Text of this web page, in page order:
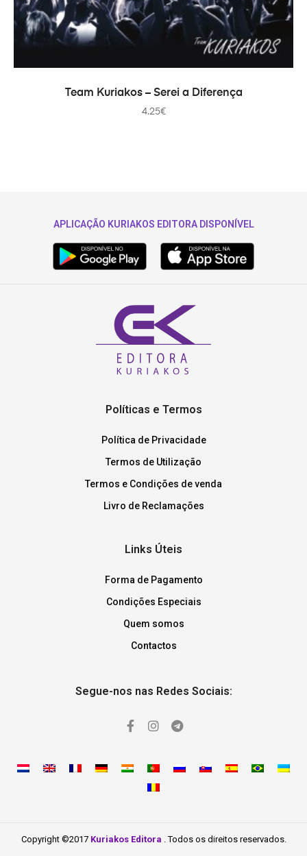
ADICIONAR
Team Kuriakos – Serei a Diferença
4.25€
APLICAÇÃO KURIAKOS EDITORA DISPONÍVEL
Políticas e Termos
Política de Privacidade
Termos de Utilização
Termos e Condições de venda
Livro de Reclamações
Links Úteis
Forma de Pagamento
Condições Especiais
Quem somos
Contactos
Segue-nos nas Redes Sociais:
Copyright ©2017 Kuriakos Editora . Todos os direitos reservados.